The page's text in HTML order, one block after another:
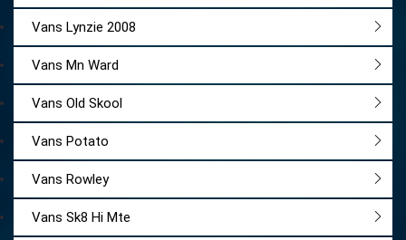
Vans Lynzie 2008
Vans Mn Ward
Vans Old Skool
Vans Potato
Vans Rowley
Vans Sk8 Hi Mte